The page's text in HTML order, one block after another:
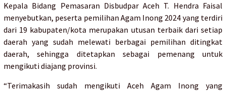
Kepala Bidang Pemasaran Disbudpar Aceh T. Hendra Faisal
menyebutkan, peserta pemilihan Agam Inong 2024 yang terdiri
dari 19 kabupaten/kota merupakan utusan terbaik dari setiap
daerah yang sudah melewati berbagai pemilihan ditingkat
daerah, sehingga ditetapkan sebagai pemenang untuk
mengikuti diajang provinsi.
“Terimakasih sudah mengikuti Aceh Agam Inong yang